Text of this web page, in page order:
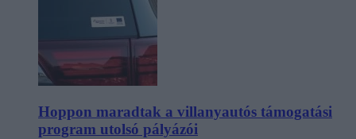
Hoppon maradtak a villanyautós támogatási
program utolsó pályázói